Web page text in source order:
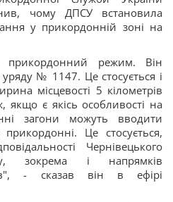
чому ДПСУ встановила
у прикордонній зоні на
прикордонний режим. Він
№ 1147. Це стосується і
місцевості 5 кілометрів
є якісь особливості на
загони можуть вводити
Це стосується,
Чернівецького
зокрема і напрямків
- сказав він в ефірі